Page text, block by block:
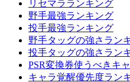
リセマラランキング
野手最強ランキング
投手最強ランキング
野手タッグの強さラン
投手タッグの強さラン
PSR変換券使うべきキ
キャラ覚醒優先度ラン